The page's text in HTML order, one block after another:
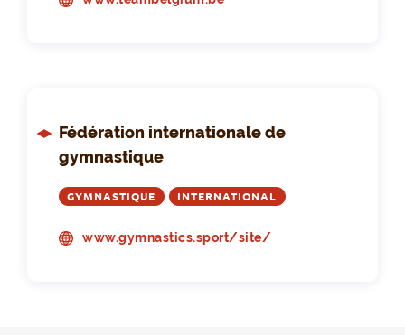
Fédération internationale de
gymnastique
GYMNASTIQUE INTERNATIONAL
www.gymnastics.sport/site/